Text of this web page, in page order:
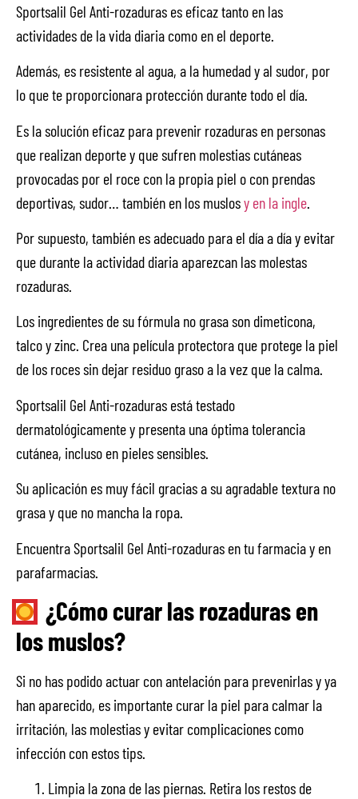
Sportsalil Gel Anti-rozaduras es eficaz tanto en las
actividades de la vida diaria como en el deporte.
Además, es resistente al agua, a la humedad y al sudor, por
lo que te proporcionara protección durante todo el día.
Es la solución eficaz para prevenir rozaduras en personas
que realizan deporte y que sufren molestias cutáneas
provocadas por el roce con la propia piel o con prendas
deportivas, sudor… también en los muslosy en la ingle
Por supuesto, también es adecuado para el día a día y evitar
que durante la actividad diaria aparezcan las molestas
rozaduras.
Los ingredientes de su fórmula no grasa son dimeticona,
talco y zinc. Crea una película protectora que protege la piel
de los roces sin dejar residuo graso a la vez que la calma.
Sportsalil Gel Anti-rozaduras está testado
dermatológicamente y presenta una óptima tolerancia
cutánea, incluso en pieles sensibles.
Su aplicación es muy fácil gracias a su agradable textura no
grasa y que no mancha la ropa.
Encuentra Sportsalil Gel Anti-rozaduras en tu farmacia y en
parafarmacias.
¿Cómo curar las rozaduras en
los muslos?
Si no has podido actuar con antelación para prevenirlas y ya
han aparecido, es importante curar la piel para calmar la
irritación, las molestias y evitar complicaciones como
infección con estos tips.
Limpia la zona de las piernas. Retira los restos de